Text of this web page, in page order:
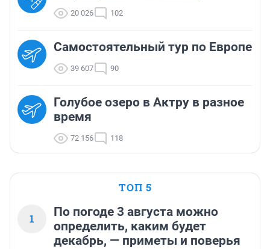
20 026 102
Самостоятельный тур по Европе
39 607 90
Голубое озеро в Актру в разное
время
72 156 118
ТОП 5
1
По погоде 3 августа можно
определить, каким будет
декабрь, — приметы и поверья